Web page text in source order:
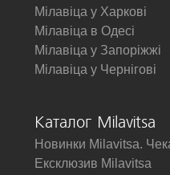
Мілавіца у Харкові
Мілавіца в Одесі
Мілавіца у Запоріжжі
Мілавіца у Чернігові
Каталог Milavitsa
Новинки Milavitsa.
Ексклюзив Milavitsa